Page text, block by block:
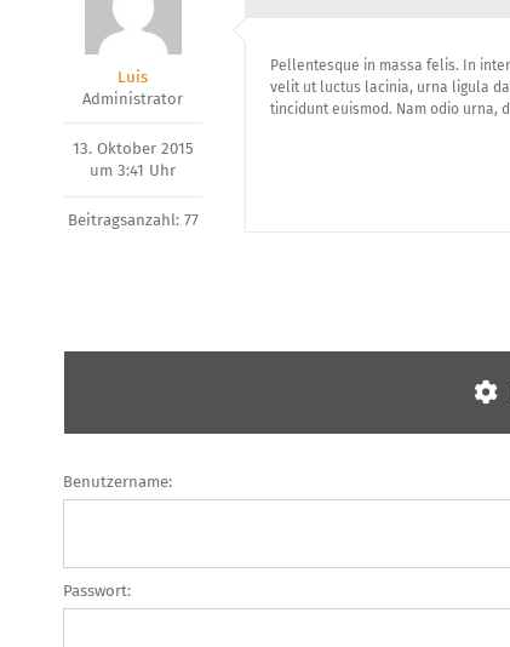
Luis
Administrator
13. Oktober 2015
um 3:41 Uhr
Beitragsanzahl: 77
Pellentesque in massa felis. In
velit ut luctus lacinia, urna ligula
tincidunt euismod. Nam odio urna,
Benutzername:
Passwort: